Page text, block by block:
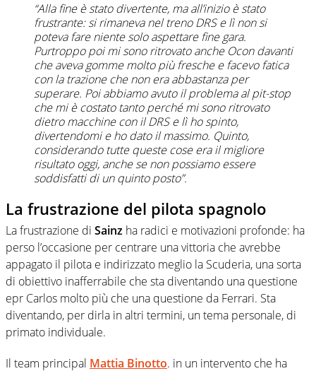
“Alla fine è stato divertente, ma all’inizio è stato
frustrante: si rimaneva nel treno DRS e lì non si
poteva fare niente solo aspettare fine gara.
Purtroppo poi mi sono ritrovato anche Ocon davanti
che aveva gomme molto più fresche e facevo fatica
con la trazione che non era abbastanza per
superare. Poi abbiamo avuto il problema al pit-stop
che mi è costato tanto perché mi sono ritrovato
dietro macchine con il DRS e lì ho spinto,
divertendomi e ho dato il massimo. Quinto,
considerando tutte queste cose era il migliore
risultato oggi, anche se non possiamo essere
soddisfatti di un quinto posto”.
La frustrazione del pilota spagnolo
La frustrazione di Sainz ha radici e motivazioni profonde: ha
perso l’occasione per centrare una vittoria che avrebbe
appagato il pilota e indirizzato meglio la Scuderia, una sorta
di obiettivo inafferrabile che sta diventando una questione
epr Carlos molto più che una questione da Ferrari. Sta
diventando, per dirla in altri termini, un tema personale, di
primato individuale.
Il team principal Mattia Binotto. in un intervento che ha